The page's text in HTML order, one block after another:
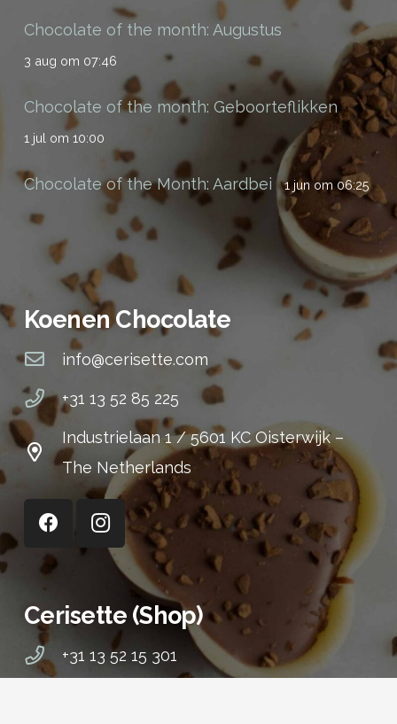
Chocolate of the month: Augustus
3 aug om 07:46
Chocolate of the month: Geboorteflikken
1 jul om 10:00
Chocolate of the Month: Aardbei 1 jun om 06:25
Koenen Chocolate
info@cerisette.com
+31 13 52 85 225
Industrielaan 1 / 5601 KC Oisterwijk –
The Netherlands
Cerisette (Shop)
+31 13 52 15 301